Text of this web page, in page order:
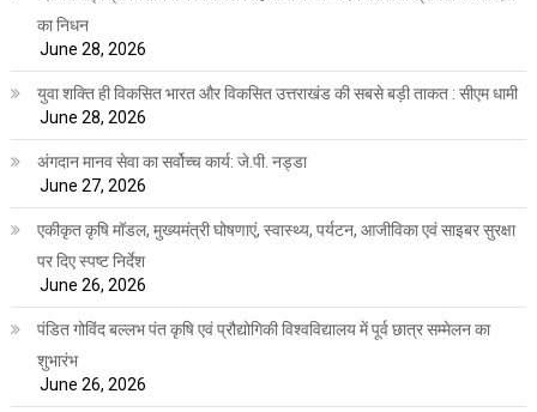
का निधन
June 28, 2026
युवा शक्ति ही विकसित भारत और विकसित उत्तराखंड की सबसे बड़ी ताकत : सीएम धामी
June 28, 2026
अंगदान मानव सेवा का सर्वोच्च कार्य: जे.पी. नड्डा
June 27, 2026
एकीकृत कृषि मॉडल, मुख्यमंत्री घोषणाएं, स्वास्थ्य, पर्यटन, आजीविका एवं साइबर सुरक्षा
पर दिए स्पष्ट निर्देश
June 26, 2026
पंडित गोविंद बल्लभ पंत कृषि एवं प्रौद्योगिकी विश्वविद्यालय में पूर्व छात्र सम्मेलन का
शुभारंभ
June 26, 2026